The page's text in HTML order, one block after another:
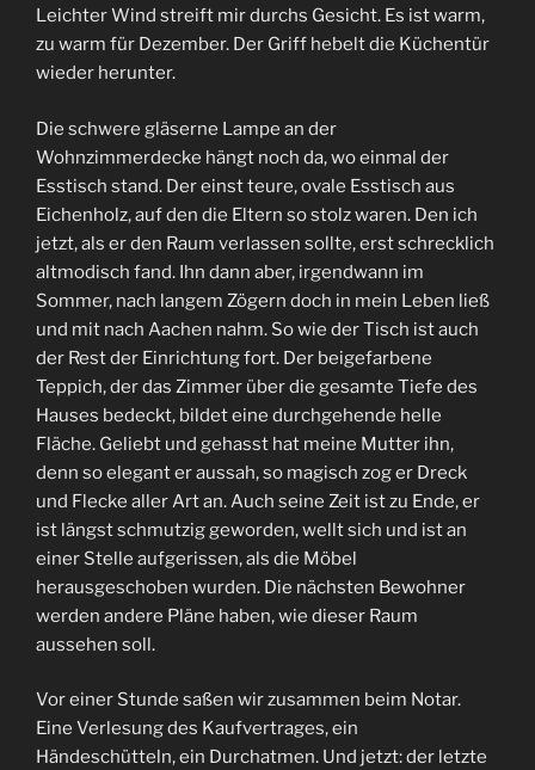
Leichter Wind streift mir durchs Gesicht. Es ist warm,
zu warm für Dezember. Der Griff hebelt die Küchentür
wieder herunter.
Die schwere gläserne Lampe an der
Wohnzimmerdecke hängt noch da, wo einmal der
Esstisch stand. Der einst teure, ovale Esstisch aus
Eichenholz, auf den die Eltern so stolz waren. Den ich
jetzt, als er den Raum verlassen sollte, erst schrecklich
altmodisch fand. Ihn dann aber, irgendwann im
Sommer, nach langem Zögern doch in mein Leben ließ
und mit nach Aachen nahm. So wie der Tisch ist auch
der Rest der Einrichtung fort. Der beigefarbene
Teppich, der das Zimmer über die gesamte Tiefe des
Hauses bedeckt, bildet eine durchgehende helle
Fläche. Geliebt und gehasst hat meine Mutter ihn,
denn so elegant er aussah, so magisch zog er Dreck
und Flecke aller Art an. Auch seine Zeit ist zu Ende, er
ist längst schmutzig geworden, wellt sich und ist an
einer Stelle aufgerissen, als die Möbel
herausgeschoben wurden. Die nächsten Bewohner
werden andere Pläne haben, wie dieser Raum
aussehen soll.
Vor einer Stunde saßen wir zusammen beim Notar.
Eine Verlesung des Kaufvertrages, ein
Händeschütteln, ein Durchatmen. Und jetzt: der letzte